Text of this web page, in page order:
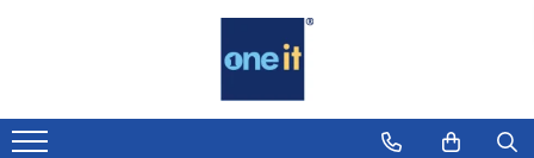
Laptop, Tablete & Telefoane